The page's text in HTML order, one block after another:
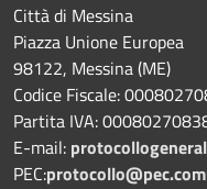
Città di Messina
Piazza Unione Europea
98122, Messina (ME)
Codice Fiscale:
Partita IVA:
E-mail:
PEC: